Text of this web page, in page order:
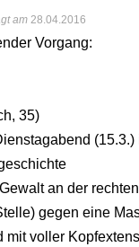
am 28.04.2016
Vorgang:
35)
an der
gegen eine
mit voller